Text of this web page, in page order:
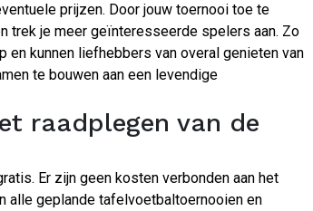
prijzen. Door jouw toernooi toe te
trek je meer geïnteresseerde spelers aan. Zo
en kunnen liefhebbers van overal genieten van
te bouwen aan een levendige
raadplegen van de
Er zijn geen kosten verbonden aan het
alle geplande tafelvoetbaltoernooien en